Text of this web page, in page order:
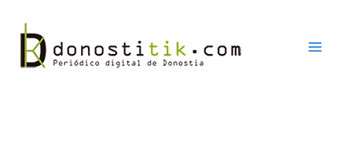
contenido